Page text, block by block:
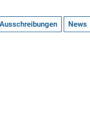
Ausschreibungen News